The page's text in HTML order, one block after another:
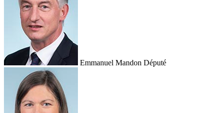
Emmanuel Mandon Député